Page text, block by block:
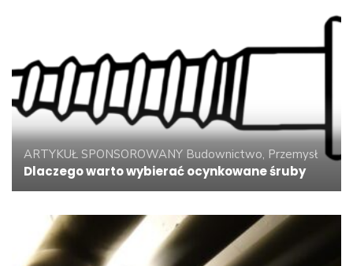
ARTYKUŁ SPONSOROWANY Budownictwo, Przemysł
Dlaczego warto wybierać ocynkowane śruby